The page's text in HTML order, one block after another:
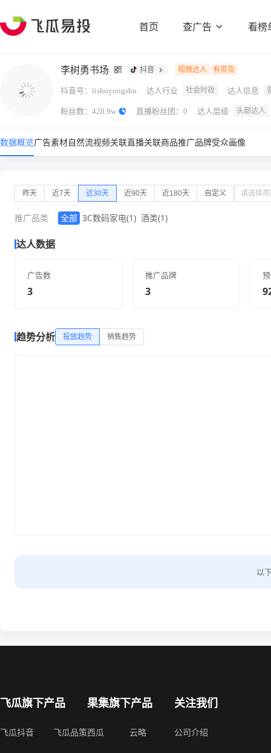
首页 查广告 看榜
李树勇书场 抖音 视频达人 有带货
抖音号： lishuyongshu 达人行业 社会时政 达人信息
粉丝数： 428.9w 直播粉丝团： 0 达人层级 头部达人
数据概览广告素材自然流视频关联直播关联商品推广品牌受众画像
昨天 近7天 近30天 近90天 近180天 自定义
推广品类 全部 3C数码家电(1) 酒类(1)
达人数据
广告数
3
推广品牌
3
趋势分析 投放趋势 销售趋势
以
飞瓜旗下产品
飞瓜抖音 飞瓜品策
果集旗下产品
西瓜 云略
关注我们
公司介绍